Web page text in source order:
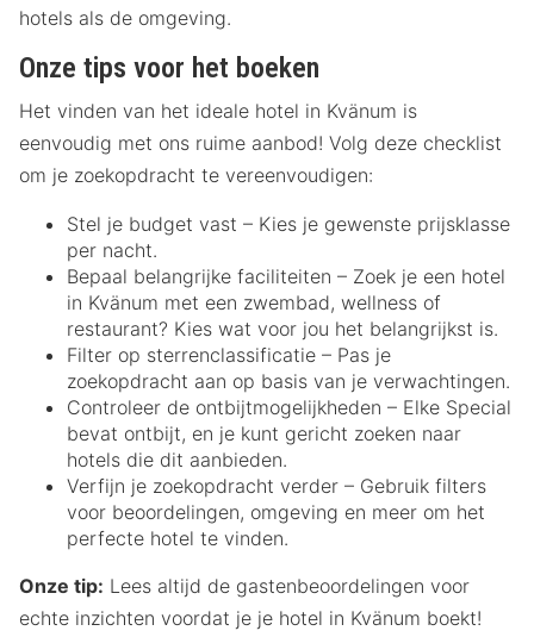
hotels als de omgeving.
Onze tips voor het boeken
Het vinden van het ideale hotel in Kvänum is
eenvoudig met ons ruime aanbod! Volg deze checklist
om je zoekopdracht te vereenvoudigen:
Stel je budget vast – Kies je gewenste prijsklasse
per nacht.
Bepaal belangrijke faciliteiten – Zoek je een hotel
in Kvänum met een zwembad, wellness of
restaurant? Kies wat voor jou het belangrijkst is.
Filter op sterrenclassificatie – Pas je
zoekopdracht aan op basis van je verwachtingen.
Controleer de ontbijtmogelijkheden – Elke Special
bevat ontbijt, en je kunt gericht zoeken naar
hotels die dit aanbieden.
Verfijn je zoekopdracht verder – Gebruik filters
voor beoordelingen, omgeving en meer om het
perfecte hotel te vinden.
Onze tip: Lees altijd de gastenbeoordelingen voor
echte inzichten voordat je je hotel in Kvänum boekt!